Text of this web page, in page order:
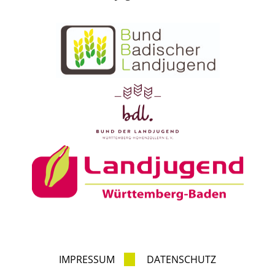
IMPRESSUM DATENSCHUTZ